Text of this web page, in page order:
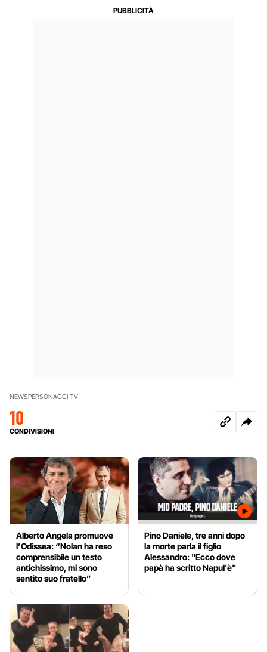
NEWSPERSONAGGI TV
10
CONDIVISIONI
Alberto Angela promuove
l’Odissea: “Nolan ha reso
comprensibile un testo
antichissimo, mi sono
sentito suo fratello”
Pino Daniele, tre anni dopo
la morte parla il figlio
Alessandro: "Ecco dove
papà ha scritto Napul'è"